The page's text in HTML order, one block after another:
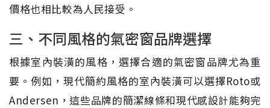
價格也相比較為人民接受。
三、不同風格的氣密窗品牌選擇
根據室內裝潢的風格，選擇合適的氣密窗品牌尤為重
要。例如，現代簡約風格的室內裝潢可以選擇Roto或
Andersen，這些品牌的簡潔線條和現代感設計能夠完